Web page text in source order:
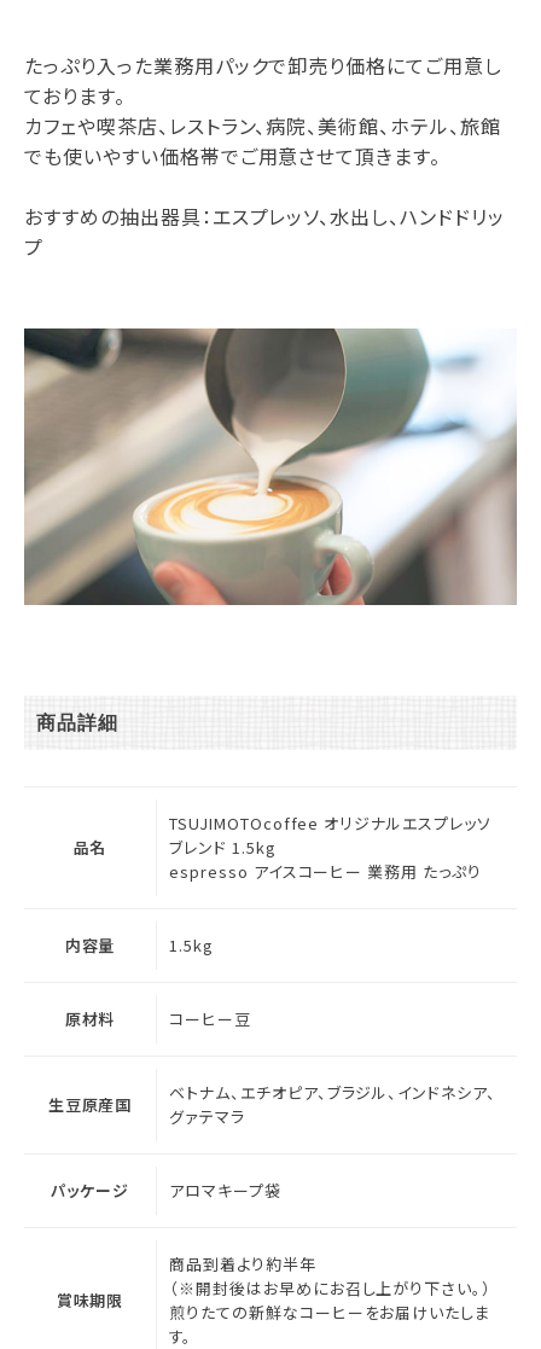
たっぷり入った業務用パックで卸売り価格にてご用意し
ております。
カフェや喫茶店、レストラン、病院、美術館、ホテル、旅館
でも使いやすい価格帯でご用意させて頂きます。
おすすめの抽出器具：エスプレッソ、水出し、ハンドドリッ
プ
商品詳細
品名
TSUJIMOTOcoffee オリジナルエスプレッソ
ブレンド 1.5kg
espresso アイスコーヒー 業務用 たっぷり
内容量 1.5kg
原材料 コーヒー豆
生豆原産国
ベトナム、エチオピア、ブラジル、インドネシア、
グァテマラ
パッケージ アロマキープ袋
賞味期限
商品到着より約半年
（※開封後はお早めにお召し上がり下さい。）
煎りたての新鮮なコーヒーをお届けいたしま
す。